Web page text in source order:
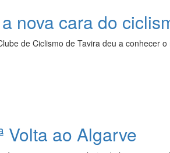
nova cara do
de Ciclismo de Tavira deu a conhecer
Volta ao Algarve